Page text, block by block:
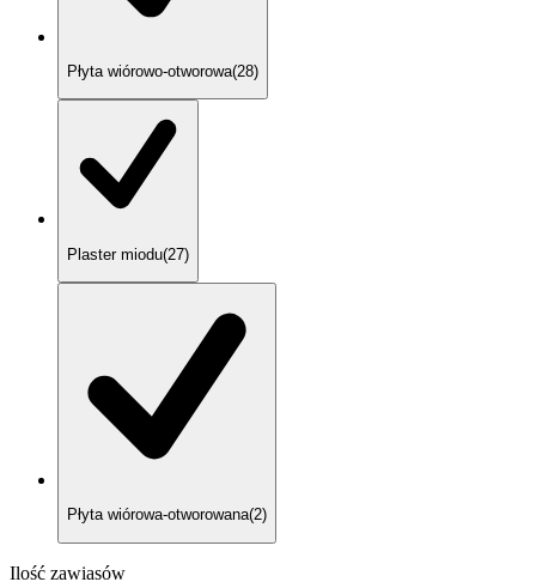
Płyta wiórowo-otworowa(28)
Plaster miodu(27)
Płyta wiórowa-otworowana(2)
Ilość zawiasów